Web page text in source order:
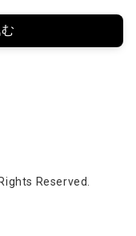
Reserved.